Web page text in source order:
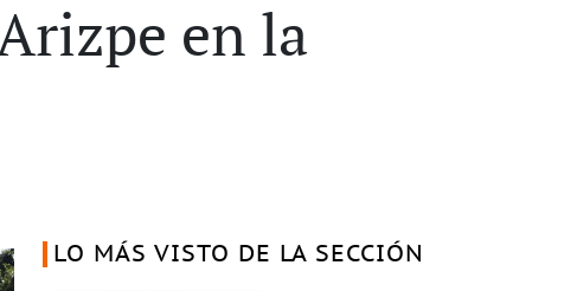
en la
LO MÁS VISTO DE LA SECCIÓN